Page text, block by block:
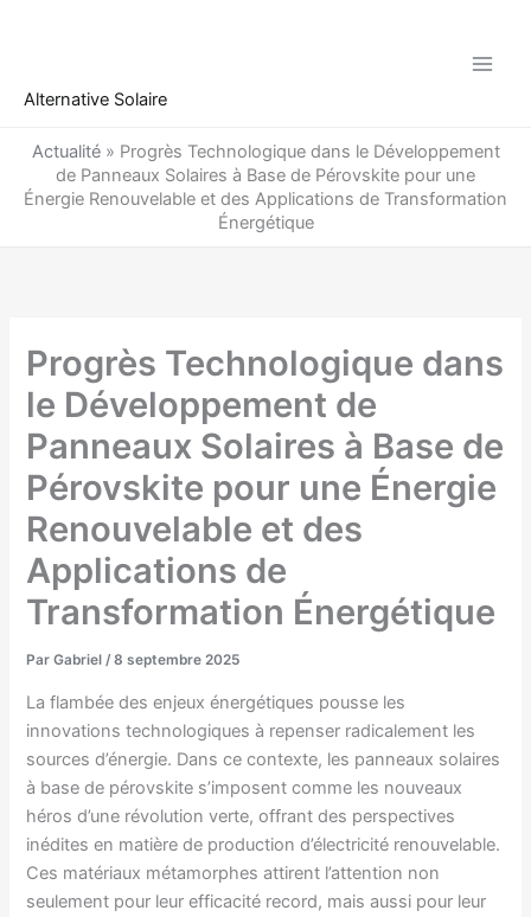
Alternative Solaire
Actualité» Progrès Technologique dans le Développement
de Panneaux Solaires à Base de Pérovskite pour une
Énergie Renouvelable et des Applications de Transformation
Énergétique
Progrès Technologique dans
le Développement de
Panneaux Solaires à Base de
Pérovskite pour une Énergie
Renouvelable et des
Applications de
Transformation Énergétique
ParGabriel/8 septembre 2025
La flambée des enjeux énergétiques pousse les
innovations technologiques à repenser radicalement les
sources d’énergie. Dans ce contexte, les panneaux solaires
à base de pérovskite s’imposent comme les nouveaux
héros d’une révolution verte, offrant des perspectives
inédites en matière de production d’électricité renouvelable.
Ces matériaux métamorphes attirent l’attention non
seulement pour leur efficacité record, mais aussi pour leur